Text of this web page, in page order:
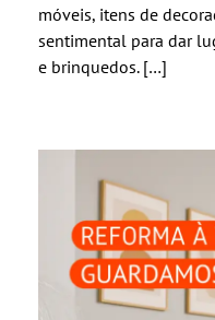
móveis, itens de
sentimental para dar
e brinquedos. […]